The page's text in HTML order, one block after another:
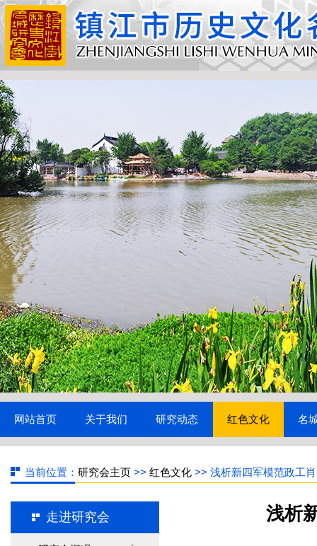
网站首页 关于我们 研究动态 红色文化 名
当前位置： 研究会主页 >> 红色文化 >> 浅析新四军模范政工
走进研究会 浅析